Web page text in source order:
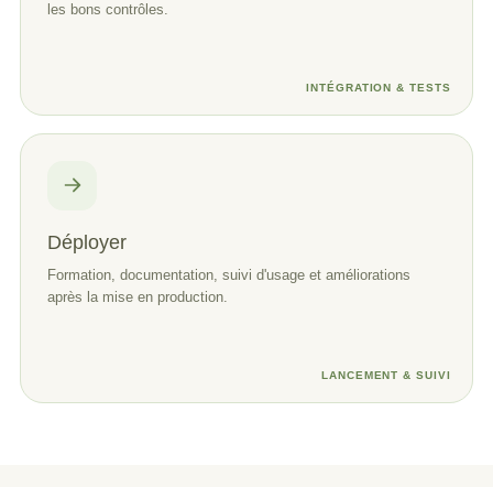
les bons contrôles.
INTÉGRATION & TESTS
Déployer
Formation, documentation, suivi d'usage et améliorations
après la mise en production.
LANCEMENT & SUIVI